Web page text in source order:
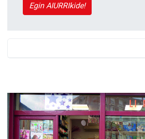
Egin AIURRIkide!